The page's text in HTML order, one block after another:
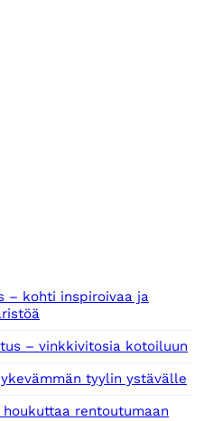
– kohti inspiroivaa ja
– vinkkivitosia kotoiluun
tyylin ystävälle
rentoutumaan